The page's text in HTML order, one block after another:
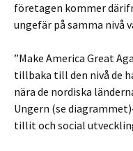
företagen kommer
ungefär på samma nivå
”Make America Great
tillbaka till den nivå de
nära de nordiska
Ungern (se
tillit och social